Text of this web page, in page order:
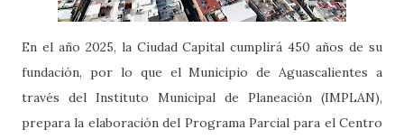
En el año 2025, la Ciudad Capital cumplirá 450 años de su
fundación, por lo que el Municipio de Aguascalientes a
través del Instituto Municipal de Planeación (IMPLAN),
prepara la elaboración del Programa Parcial para el Centro